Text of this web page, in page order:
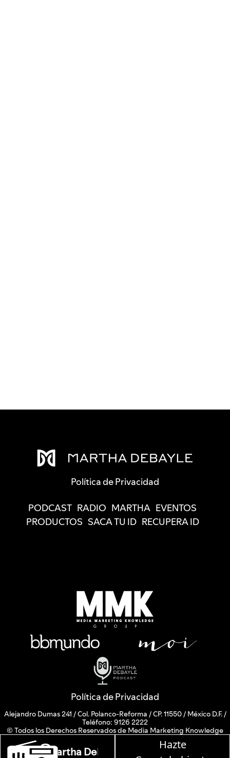
en W, lunes a viernes de 10 a 13 hrs.
Hazte
Política de Privacidad
PODCAST RADIO MARTHA EVENTOS
PRODUCTOS SACA TU ID RECUPERA ID
Política de Privacidad
Alejandro Dumas 241 / Col. Polanco-Reforma / CP. 11550 / México D.F. /
Teléfono: 9126 2222
© Todos los Derechos Reservados de Media Marketing Knowledge
Group www.mmkgroup.com.mx
Prohibida la reproducción total o parcial, incluyendo cualquier medio
electrónico o magnético.